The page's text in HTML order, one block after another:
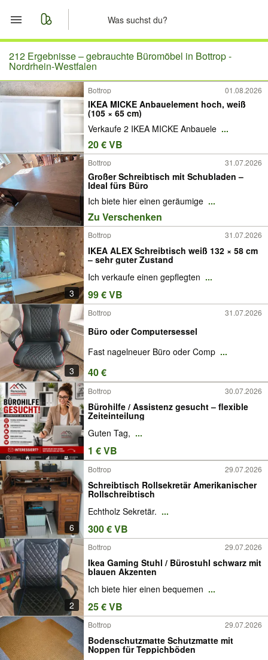
Start
Merkliste
Nachrichten
Anzeige aufgeben
212 Ergebnisse –gebrauchte Büromöbel in Bottrop -
Nordrhein-Westfalen
Bottrop 01.08.2026
IKEA MICKE Anbauelement hoch, weiß
(105 × 65 cm)
Verkaufe 2 IKEA MICKE Anbauele ...
20 € VB
Bottrop 31.07.2026
Großer Schreibtisch mit Schubladen –
Ideal fürs Büro
Ich biete hier einen geräumige ...
Zu Verschenken
3
Bottrop 31.07.2026
IKEA ALEX Schreibtisch weiß 132 × 58 cm
– sehr guter Zustand
Ich verkaufe einen gepflegten ...
99 € VB
3
Bottrop 31.07.2026
Büro oder Computersessel
Fast nagelneuer Büro oder Comp ...
40 €
Bottrop 30.07.2026
Bürohilfe / Assistenz gesucht – flexible
Zeiteinteilung
Guten Tag, ...
1 € VB
6
Bottrop 29.07.2026
Schreibtisch Rollsekretär Amerikanischer
Rollschreibtisch
Echtholz Sekretär. ...
300 € VB
2
Bottrop 29.07.2026
Ikea Gaming Stuhl / Bürostuhl schwarz mit
blauen Akzenten
Ich biete hier einen bequemen ...
25 € VB
Bottrop 29.07.2026
Bodenschutzmatte Schutzmatte mit
Noppen für Teppichböden